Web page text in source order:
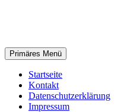
Suchen
Primäres Menü
Startseite
Kontakt
Datenschutzerklärung
Impressum